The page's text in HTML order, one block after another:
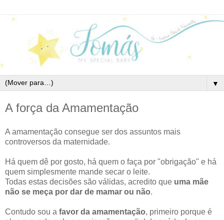
▼
A força da Amamentação
A amamentação consegue ser dos assuntos mais
controversos da maternidade.
Há quem dê por gosto, há quem o faça por "obrigação" e há
quem simplesmente mande secar o leite.
Todas estas decisões são válidas, acredito que uma mãe
não se meça por dar de mamar ou não.
Contudo sou a favor da amamentação, primeiro porque é